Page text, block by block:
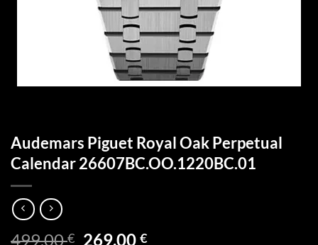
Audemars Piguet Royal Oak Perpetual
Calendar 26607BC.OO.1220BC.01
499.00€ Ursprünglicher
269.00€Aktueller